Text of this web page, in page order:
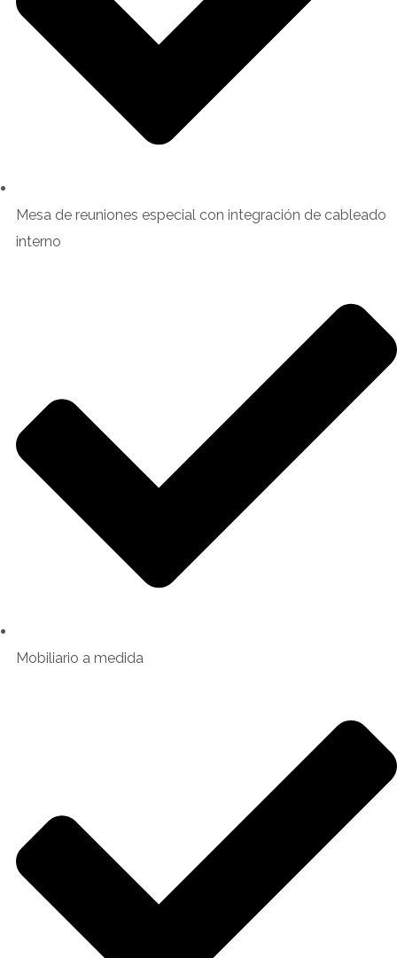
Mesa de reuniones especial con integración de cableado
interno
Mobiliario a medida